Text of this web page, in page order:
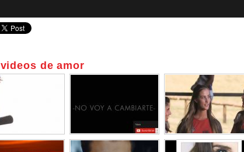
videos de amor